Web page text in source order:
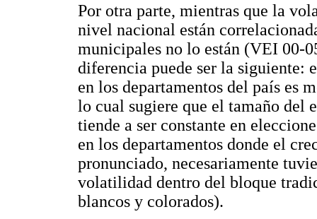
Por otra parte, mientras que la
nivel nacional están
municipales no lo están (VEI 00-
diferencia puede ser la siguiente:
en los departamentos del país es
lo cual sugiere que el tamaño del
tiende a ser constante en
en los departamentos donde el
pronunciado, necesariamente
volatilidad dentro del bloque
blancos y colorados).